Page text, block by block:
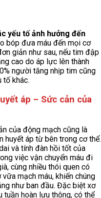
yếu tố ảnh hưởng đến
bóp đưa máu đến mọi cơ
giản như sau, nếu tim đập
cao do áp lực lên thành
người tăng nhịp tim cũng
tố khác.
áp – Sức cản của
của động mạch cũng là
huyết áp từ bên trong cơ thể.
và tính đàn hồi tốt của
việc vận chuyển máu đi
cùng nhiều thói quen có
mạch máu, khiến chúng
như ban đầu. Đặc biệt xơ
tuần hoàn lưu thông, có thể